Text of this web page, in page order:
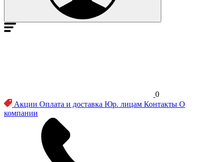
0
Акции Оплата и доставка Юр. лицам Контакты О
компании